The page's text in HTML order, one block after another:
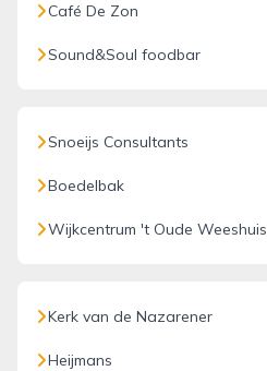
Café De Zon
Sound&Soul foodbar
Snoeijs Consultants
Boedelbak
Wijkcentrum 't Oude Weeshuis
Kerk van de Nazarener
Heijmans